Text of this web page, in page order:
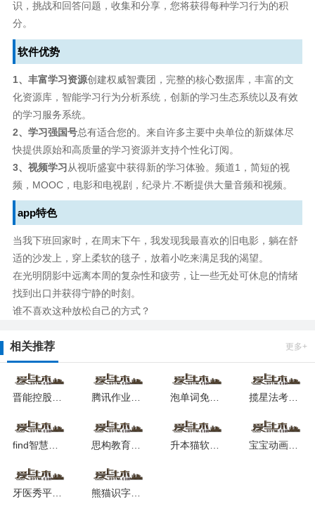
识，挑战和回答问题，收集和分享，您将获得每种学习行为的积
分。
软件优势
1、丰富学习资源创建权威智囊团，完整的核心数据库，丰富的文
化资源库，智能学习行为分析系统，创新的学习生态系统以及有效
的学习服务系统。
2、学习强国号总有适合您的。来自许多主要中央单位的新媒体尽
快提供原始和高质量的学习资源并支持个性化订阅。
3、视频学习从视听盛宴中获得新的学习体验。频道1，简短的视
频，MOOC，电影和电视剧，纪录片.不断提供大量音频和视频。
app特色
当我下班回家时，在周末下午，我发现我最喜欢的旧电影，躺在舒
适的沙发上，穿上柔软的毯子，放着小吃来满足我的渴望。
在光明阴影中远离本周的复杂性和疲劳，让一些无处可休息的情绪
找到出口并获得宁静的时刻。
谁不喜欢这种放松自己的方式？
相关推荐 更多+
晋能控股装备制造集团学习成长下载 腾讯作业君安卓版下载安装 泡单词免费版安卓2025下载 揽星法考下载安卓版本
find智慧钢琴最新版2025版安卓版 思构教育软件2025最新安卓下载 升本猫软件安卓版下载2025 宝宝动画屋安卓2025下载
牙医秀平台2025最新下载 熊猫识字乐园APP最新下载2025